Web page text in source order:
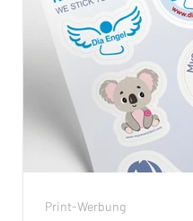
Print-Werbung